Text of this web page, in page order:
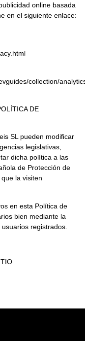
online basada
en el siguiente enlace:
collection/
DE
SL pueden modificar
legislativas,
dicha política a las
de Protección de
la visiten
en esta Política de
bien mediante la
registrados.